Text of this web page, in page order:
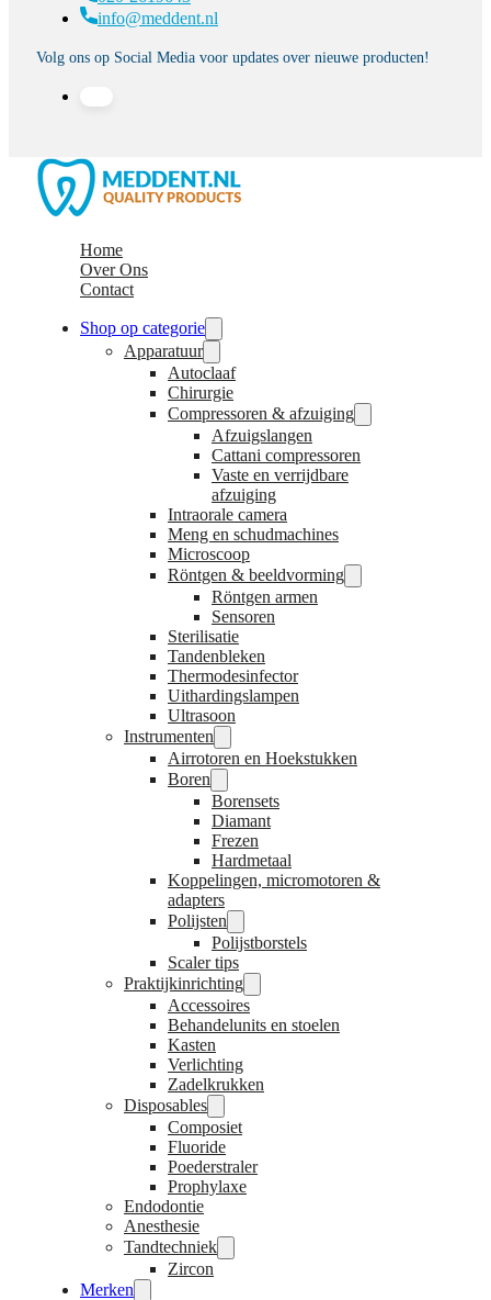
info@meddent.nl
Volg ons op Social Media voor updates over nieuwe producten!
Home
Over Ons
Contact
Shop op categorie
Apparatuur
Autoclaaf
Chirurgie
Compressoren & afzuiging
Afzuigslangen
Cattani compressoren
Vaste en verrijdbare
afzuiging
Intraorale camera
Meng en schudmachines
Microscoop
Röntgen & beeldvorming
Röntgen armen
Sensoren
Sterilisatie
Tandenbleken
Thermodesinfector
Uithardingslampen
Ultrasoon
Instrumenten
Airrotoren en Hoekstukken
Boren
Borensets
Diamant
Frezen
Hardmetaal
Koppelingen, micromotoren &
adapters
Polijsten
Polijstborstels
Scaler tips
Praktijkinrichting
Accessoires
Behandelunits en stoelen
Kasten
Verlichting
Zadelkrukken
Disposables
Composiet
Fluoride
Poederstraler
Prophylaxe
Endodontie
Anesthesie
Tandtechniek
Zircon
Merken